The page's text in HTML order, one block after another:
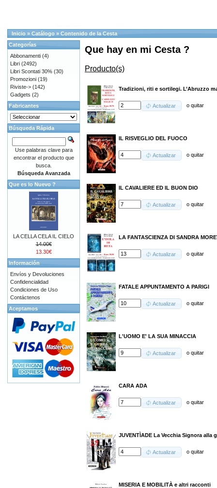
Inicio » Catálogo » Contenido de la Cesta
Que hay en mi Cesta ?
Producto(s)
Tradizioni, riti e sortilegi. L’Abruzzo
Actualizar oquitar
IL RISVEGLIO DEL FUOCO
Actualizar oquitar
IL CAVALIERE ED IL BUON DIO
Actualizar oquitar
LA FANTASCIENZA DI SANDRA
Actualizar oquitar
FATALE APPUNTAMENTO A PARIGI
Actualizar oquitar
L'UOMO E' LA SUA MINACCIA
Actualizar oquitar
CARA ADA
Actualizar oquitar
JUVENTÌADE La Vecchia Signora alla
Actualizar oquitar
MISERIA E MOBILITÀ e altri racconti
Categorías
Abbonamenti (4)
Libri (2492)
Libri Scontati 30% (30)
Promozioni (19)
Riviste-> (142)
Gadgets (2)
Fabricantes
Búsqueda Rápida
Use palabras clave para
encontrar el producto que
busca.
Búsqueda Avanzada
Que es lo Nuevo ?
LA CELLA CELA IL CIELO
14.00€
13.30€
Información
Envíos y Devoluciones
Confidencialidad
Condiciones de Uso
Contáctenos
Aceptamos